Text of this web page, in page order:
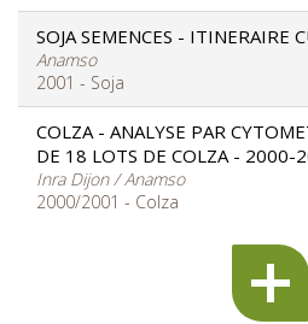
SOJA SEMENCES - ITINERAIRE
Anamso
2001 - Soja
COLZA - ANALYSE PAR
DE 18 LOTS DE COLZA - 2000-
Inra Dijon / Anamso
2000/2001 - Colza